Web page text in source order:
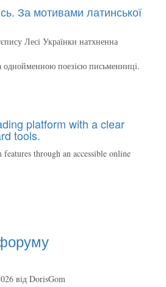
За мотивами латинської
Лесі Українки натхненна
однойменною поезією письменниці.
platform with a clear
tools.
through an accessible online
від DorisGom